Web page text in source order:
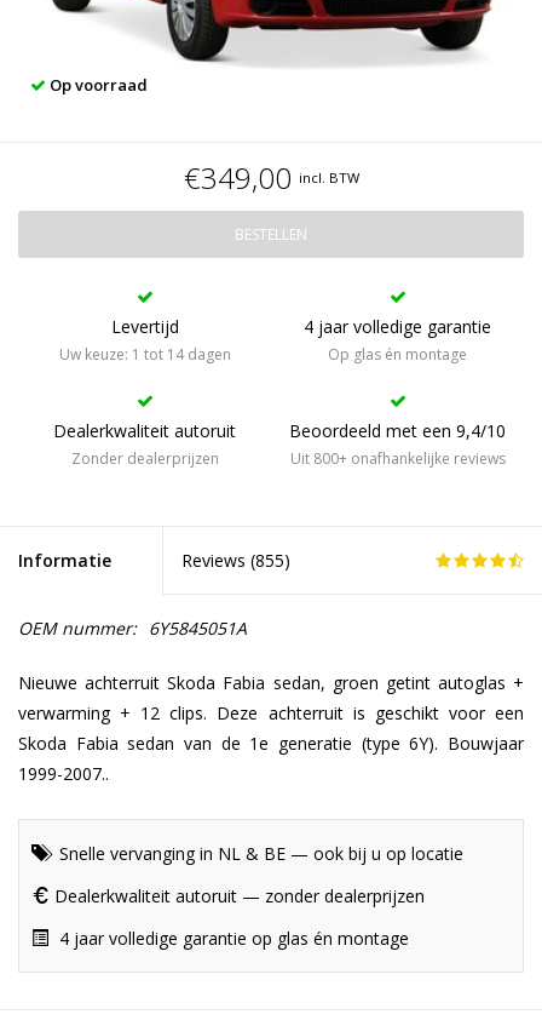
Op voorraad
€349,00 incl. BTW
BESTELLEN
Levertijd
Uw keuze: 1 tot 14 dagen
4 jaar volledige garantie
Op glas én montage
Dealerkwaliteit autoruit
Zonder dealerprijzen
Beoordeeld met een 9,4/10
Uit 800+ onafhankelijke reviews
Informatie Reviews (855)
OEM nummer: 6Y5845051A
Nieuwe achterruit Skoda Fabia sedan, groen getint autoglas +
verwarming + 12 clips. Deze achterruit is geschikt voor een
Skoda Fabia sedan van de 1e generatie (type 6Y). Bouwjaar
1999-2007..
Snelle vervanging in NL & BE — ook bij u op locatie
Dealerkwaliteit autoruit — zonder dealerprijzen
4 jaar volledige garantie op glas én montage